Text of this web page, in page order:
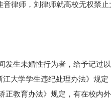
律师，刘律师就高校无权禁
发生未婚性行为者，给予记
大学学生违纪处理办法》规
正教育办法》规定，有在校内